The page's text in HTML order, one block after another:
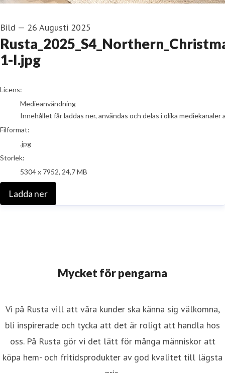
Bild — 26 Augusti 2025
1-I.jpg
go to media item
Licens:
Medieanvändning
Innehållet får laddas ner, användas och delas i olika
Filformat:
.jpg
Storlek:
5304 x 7952, 24,7 MB
Ladda ner
Mycket för pengarna
Vi på Rusta vill att våra kunder ska känna sig välkomna,
bli inspirerade och tycka att det är roligt att handla hos
oss. På Rusta gör vi det lätt för många människor att
köpa hem- och fritidsprodukter av god kvalitet till lägsta